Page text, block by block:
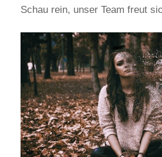
Schau rein, unser Team freut